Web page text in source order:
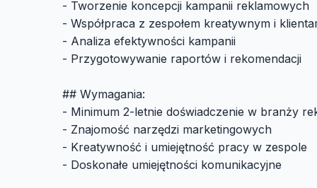
- Tworzenie koncepcji kampanii reklamowych
- Współpraca z zespołem kreatywnym i
- Analiza efektywności kampanii
- Przygotowywanie raportów i rekomendacji
## Wymagania:
- Minimum 2-letnie doświadczenie w branży
- Znajomość narzędzi marketingowych
- Kreatywność i umiejętność pracy w zespole
- Doskonałe umiejętności komunikacyjne